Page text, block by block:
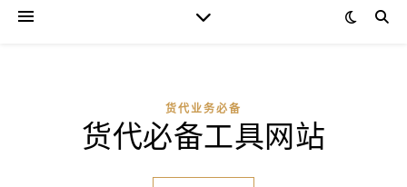
货代业务必备
货代必备工具网站